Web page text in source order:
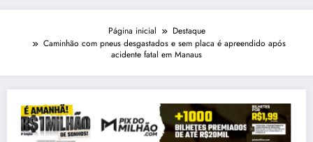
Página inicial
Destaque
Caminhão com pneus desgastados e sem placa é apreendido após
acidente fatal em Manaus